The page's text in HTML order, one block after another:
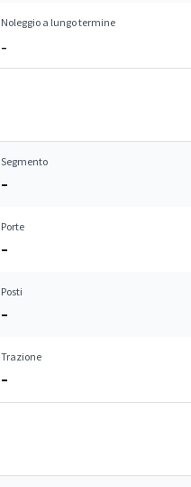
Noleggio a lungo termine
–
Segmento
–
Porte
–
Posti
–
Trazione
–